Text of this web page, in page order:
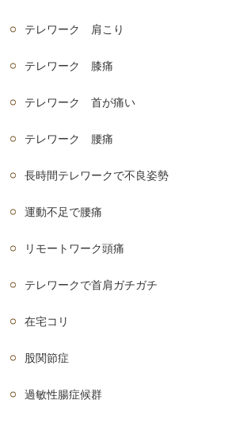
テレワーク 肩こり
テレワーク 膝痛
テレワーク 首が痛い
テレワーク 腰痛
長時間テレワークで不良姿勢
運動不足で腰痛
リモートワーク頭痛
テレワークで首肩ガチガチ
在宅コリ
股関節症
過敏性腸症候群